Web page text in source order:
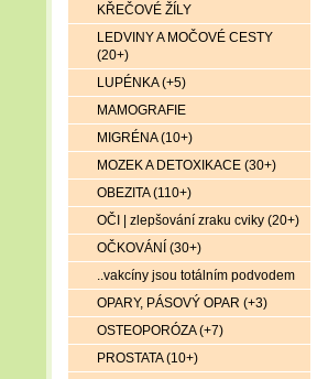
KŘEČOVÉ ŽÍLY
LEDVINY A MOČOVÉ CESTY
(20+)
LUPÉNKA (+5)
MAMOGRAFIE
MIGRÉNA (10+)
MOZEK A DETOXIKACE (30+)
OBEZITA (110+)
OČI | zlepšování zraku cviky (20+)
OČKOVÁNÍ (30+)
..vakcíny jsou totálním podvodem
OPARY, PÁSOVÝ OPAR (+3)
OSTEOPORÓZA (+7)
PROSTATA (10+)